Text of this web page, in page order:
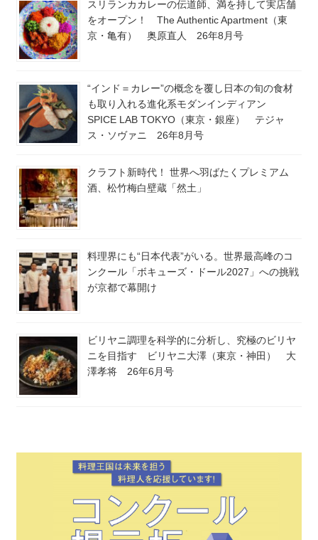
スリランカカレーの伝道師、満を持して実店舗
をオープン！ The Authentic Apartment（東
京・亀有） 奥原直人 26年8月号
“インド＝カレー”の概念を覆し日本の旬の食材
も取り入れる進化系モダンインディアン
SPICE LAB TOKYO（東京・銀座） テジャ
ス・ソヴァニ 26年8月号
クラフト新時代！ 世界へ羽ばたくプレミアム
酒、松竹梅白壁蔵「然土」
料理界にも“日本代表”がいる。世界最高峰のコ
ンクール「ボキューズ・ドール2027」への挑戦
が京都で幕開け
ビリヤニ調理を科学的に分析し、究極のビリヤ
ニを目指す ビリヤニ大澤（東京・神田） 大
澤孝将 26年6月号